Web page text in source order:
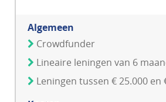
Algemeen
Crowdfunder
Lineaire leningen van 6
Leningen tussen € 25.000 en